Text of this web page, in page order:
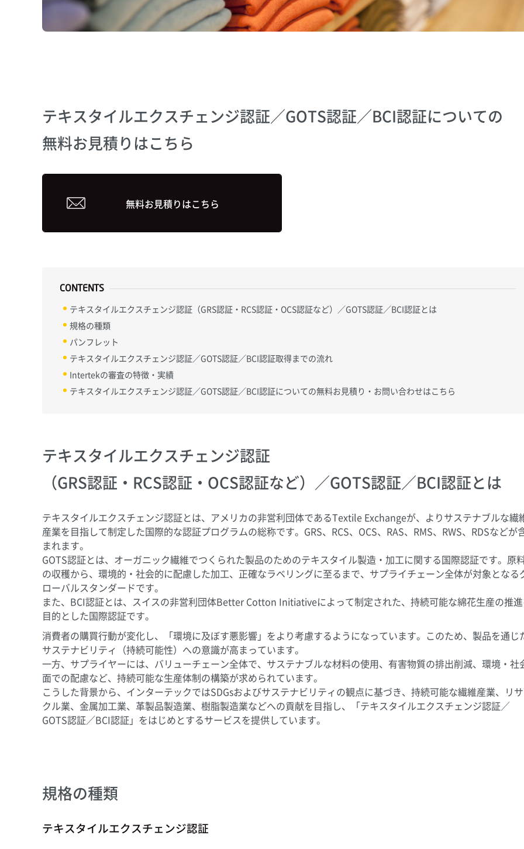
テキスタイルエクスチェンジ認証／GOTS認証／BCI認証についての
無料お見積りはこちら
無料お見積りはこちら
CONTENTS
テキスタイルエクスチェンジ認証（GRS認証・RCS認証・OCS認証など）／GOTS認証／BCI認証とは
規格の種類
パンフレット
テキスタイルエクスチェンジ認証／GOTS認証／BCI認証取得までの流れ
Intertekの審査の特徴・実績
テキスタイルエクスチェンジ認証／GOTS認証／BCI認証についての無料お見積り・お問い合わせはこちら
テキスタイルエクスチェンジ認証
（GRS認証・RCS認証・OCS認証など）／GOTS認証／BCI認証とは
テキスタイルエクスチェンジ認証とは、アメリカの非営利団体であるTextile Exchangeが、よりサステナブルな繊
産業を目指して制定した国際的な認証プログラムの総称です。GRS、RCS、OCS、RAS、RMS、RWS、RDSなどが
まれます。
GOTS認証とは、オーガニック繊維でつくられた製品のためのテキスタイル製造・加工に関する国際認証です。原
の収穫から、環境的・社会的に配慮した加工、正確なラベリングに至るまで、サプライチェーン全体が対象となる
ローバルスタンダードです。
また、BCI認証とは、スイスの非営利団体Better Cotton Initiativeによって制定された、持続可能な綿花生産の推
目的とした国際認証です。
消費者の購買行動が変化し、「環境に及ぼす悪影響」をより考慮するようになっています。このため、製品を通じ
サステナビリティ（持続可能性）への意識が高まっています。
一方、サプライヤーには、バリューチェーン全体で、サステナブルな材料の使用、有害物質の排出削減、環境・社
面での配慮など、持続可能な生産体制の構築が求められています。
こうした背景から、インターテックではSDGsおよびサステナビリティの観点に基づき、持続可能な繊維産業、リ
クル業、金属加工業、革製品製造業、樹脂製造業などへの貢献を目指し、「テキスタイルエクスチェンジ認証／
GOTS認証／BCI認証」をはじめとするサービスを提供しています。
規格の種類
テキスタイルエクスチェンジ認証